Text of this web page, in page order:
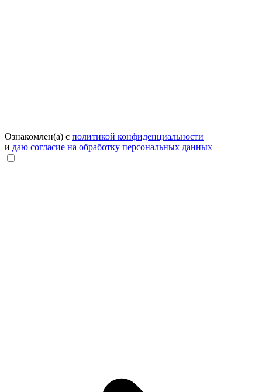
Ознакомлен(а) с политикой конфиденциальности
и даю согласие на обработку персональных данных